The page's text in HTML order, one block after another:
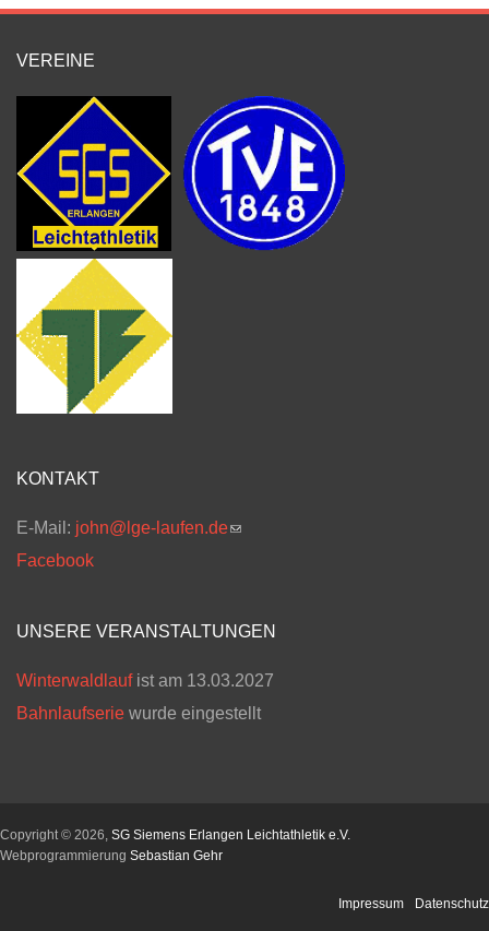
VEREINE
KONTAKT
E-Mail: john@lge-laufen.de(link sends e-mail)
Facebook
UNSERE VERANSTALTUNGEN
Winterwaldlaufist am 13.03.2027
Bahnlaufserie wurde eingestellt
Copyright © 2026, SG Siemens Erlangen Leichtathletik e.V.
Webprogrammierung Sebastian Gehr
Impressum Datenschutz